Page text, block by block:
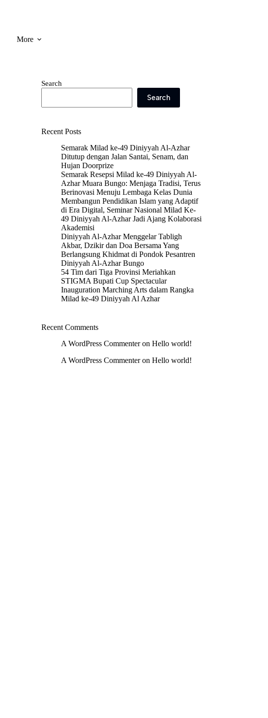
More
Search
Search
Recent Posts
Semarak Milad ke-49 Diniyyah Al-Azhar
Ditutup dengan Jalan Santai, Senam, dan
Hujan Doorprize
Semarak Resepsi Milad ke-49 Diniyyah Al-
Azhar Muara Bungo: Menjaga Tradisi, Terus
Berinovasi Menuju Lembaga Kelas Dunia
Membangun Pendidikan Islam yang Adaptif
di Era Digital, Seminar Nasional Milad Ke-
49 Diniyyah Al-Azhar Jadi Ajang Kolaborasi
Akademisi
Diniyyah Al-Azhar Menggelar Tabligh
Akbar, Dzikir dan Doa Bersama Yang
Berlangsung Khidmat di Pondok Pesantren
Diniyyah Al-Azhar Bungo
54 Tim dari Tiga Provinsi Meriahkan
STIGMA Bupati Cup Spectacular
Inauguration Marching Arts dalam Rangka
Milad ke-49 Diniyyah Al Azhar
Recent Comments
A WordPress CommenteronHello world!
A WordPress CommenteronHello world!